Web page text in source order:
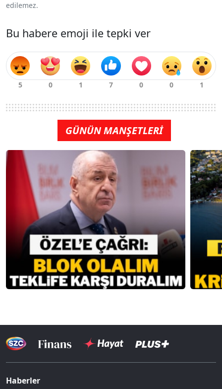
edilemez.
Bu habere emoji ile tepki ver
GÜNÜN MANŞETLERİ
Haberler